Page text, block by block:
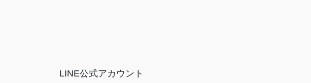
LINE公式アカウント